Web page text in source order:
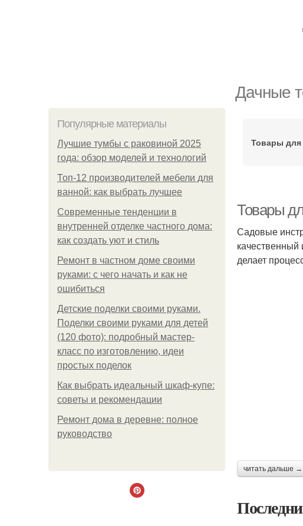
Дачные
Популярные материалы
Лучшие тумбы с раковиной 2025
года: обзор моделей и технологий
Топ-12 производителей мебели для
ванной: как выбрать лучшее
Современные тенденции в
внутренней отделке частного дома:
как создать уют и стиль
Ремонт в частном доме своими
руками: с чего начать и как не
ошибиться
Детские поделки своими руками.
Поделки своими руками для детей
(120 фото): подробный мастер-
класс по изготовлению, идеи
простых поделок
Как выбрать идеальный шкаф-купе:
советы и рекомендации
Ремонт дома в деревне: полное
руководство
Товары для
Товары
Садовые
делает
читать дальше →